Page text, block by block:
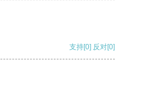
支持[0] 反对[0]